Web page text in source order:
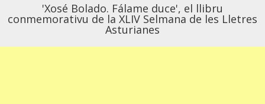
'Xosé Bolado. Fálame duce', el llibru
conmemorativu de la XLIV Selmana de les Lletres
Asturianes